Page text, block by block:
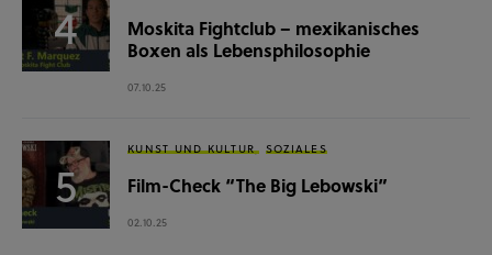
Moskita Fightclub – mexikanisches
Boxen als Lebensphilosophie
07.10.25
KUNST UND KULTUR SOZIALES
Film-Check “The Big Lebowski”
02.10.25